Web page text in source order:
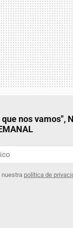
nos vamos",
nuestra política de